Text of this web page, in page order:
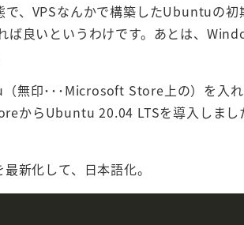
、VPSなんかで構築したUbuntuの初
ば良いというわけです。あとは、
無印･･･Microsoft Store上の）を入
からUbuntu 20.04 LTSを導入しま
新化して、日本語化。